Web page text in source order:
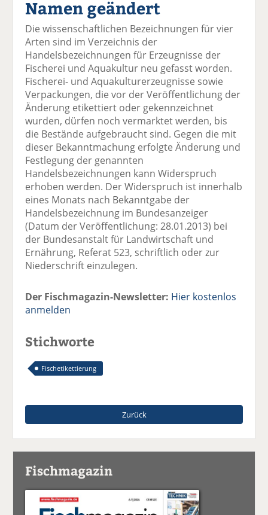
uf
ac
e
b
o
o
k
te
il
n
wi
er
n
uf
n
k
e
di
n
te
il
e
er
m
ai
l
v
se
n
d
ru
n
Namen geändert
Die wissenschaftlichen Bezeichnungen für vier
Arten sind im Verzeichnis der
Handelsbezeichnungen für Erzeugnisse der
Fischerei und Aquakultur neu gefasst worden.
Fischerei- und Aquakulturerzeugnisse sowie
Verpackungen, die vor der Veröffentlichung der
Änderung etikettiert oder gekennzeichnet
wurden, dürfen noch vermarktet werden, bis
die Bestände aufgebraucht sind. Gegen die mit
dieser Bekanntmachung erfolgte Änderung und
Festlegung der genannten
Handelsbezeichnungen kann Widerspruch
erhoben werden. Der Widerspruch ist innerhalb
eines Monats nach Bekanntgabe der
Handelsbezeichnung im Bundesanzeiger
(Datum der Veröffentlichung: 28.01.2013) bei
der Bundesanstalt für Landwirtschaft und
Ernährung, Referat 523, schriftlich oder zur
Niederschrift einzulegen.
Der Fischmagazin-Newsletter: Hier kostenlos
anmelden
Stichworte
Fischetikettierung
Zurück
Fischmagazin